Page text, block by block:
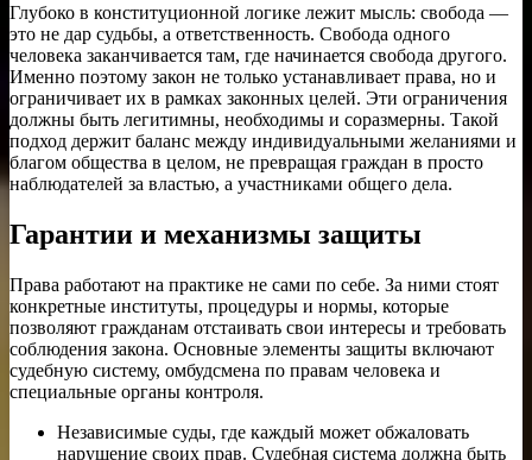
Глубоко в конституционной логике лежит мысль: свобода —
это не дар судьбы, а ответственность. Свобода одного
человека заканчивается там, где начинается свобода другого.
Именно поэтому закон не только устанавливает права, но и
ограничивает их в рамках законных целей. Эти ограничения
должны быть легитимны, необходимы и соразмерны. Такой
подход держит баланс между индивидуальными желаниями и
благом общества в целом, не превращая граждан в просто
наблюдателей за властью, а участниками общего дела.
Гарантии и механизмы защиты
Права работают на практике не сами по себе. За ними стоят
конкретные институты, процедуры и нормы, которые
позволяют гражданам отстаивать свои интересы и требовать
соблюдения закона. Основные элементы защиты включают
судебную систему, омбудсмена по правам человека и
специальные органы контроля.
Независимые суды, где каждый может обжаловать
нарушение своих прав. Судебная система должна быть